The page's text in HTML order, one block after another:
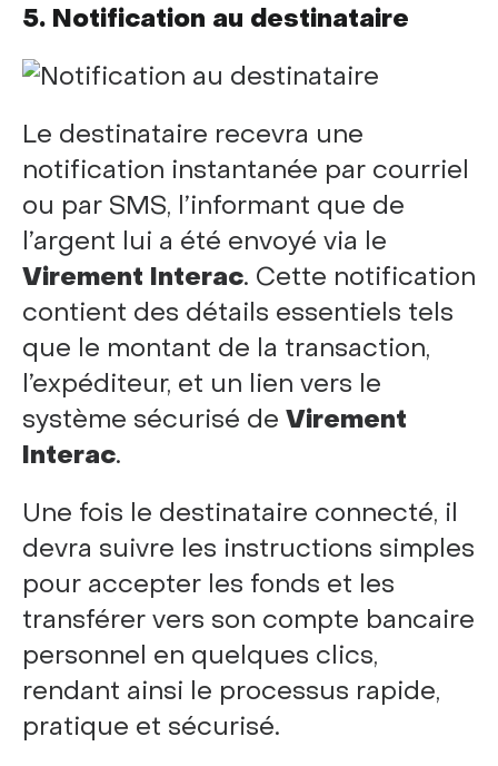
5. Notification au destinataire
Le destinataire recevra une
notification instantanée par courriel
ou par SMS, l’informant que de
l’argent lui a été envoyé via le
Virement Interac. Cette notification
contient des détails essentiels tels
que le montant de la transaction,
l’expéditeur, et un lien vers le
système sécurisé de Virement
Interac.
Une fois le destinataire connecté, il
devra suivre les instructions simples
pour accepter les fonds et les
transférer vers son compte bancaire
personnel en quelques clics,
rendant ainsi le processus rapide,
pratique et sécurisé.